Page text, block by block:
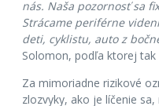
nás. Naša pozornosť sa
Strácame periférne
deti, cyklistu, auto z
Solomon, podľa ktorej
Za mimoriadne rizikové
zlozvyky, ako je líčenie